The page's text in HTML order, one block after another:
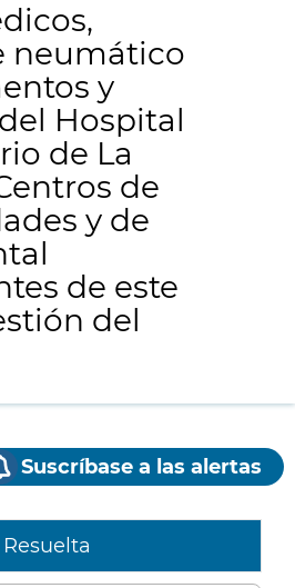
neumático
y
Hospital
de La
de
y de
de este
del
Suscríbase a las alertas
Resuelta